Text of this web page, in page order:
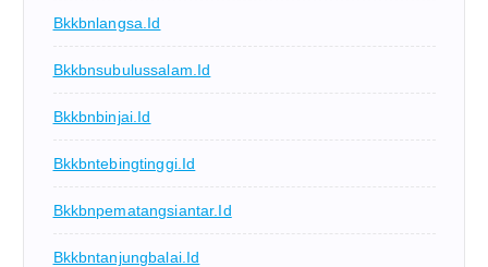
Bkkbnlangsa.id
Bkkbnsubulussalam.id
Bkkbnbinjai.id
Bkkbntebingtinggi.id
Bkkbnpematangsiantar.id
Bkkbntanjungbalai.id